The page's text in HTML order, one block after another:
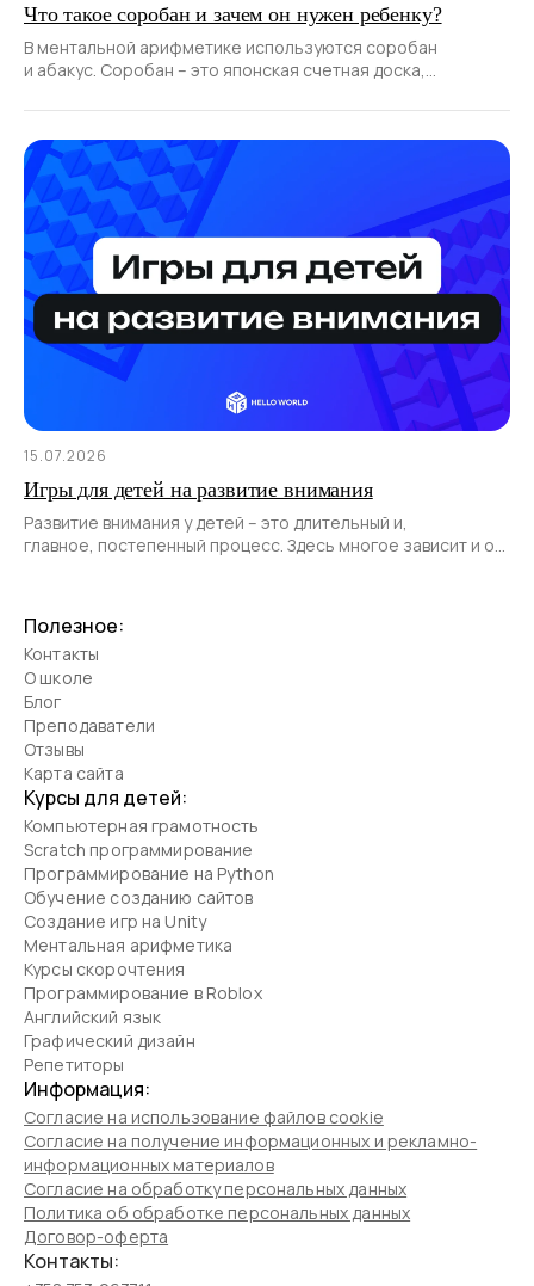
Что такое соробан и зачем он нужен ребенку?
В ментальной арифметике используются соробан
и абакус. Соробан – это японская счетная доска,
счета.
15.07.2026
Игры для детей на развитие внимания
Развитие внимания у детей – это длительный и,
главное, постепенный процесс. Здесь многое зависит и от
Полезное:
Контакты
О школе
Блог
Преподаватели
Отзывы
Карта сайта
Курсы для детей:
Компьютерная грамотность
Scratch программирование
Программирование на Python
Обучение созданию сайтов
Создание игр на Unity
Ментальная арифметика
Курсы скорочтения
Программирование в Roblox
Английский язык
Графический дизайн
Репетиторы
Информация:
Согласие на использование файлов cookie
Согласие на получение информационных и рекламно-
информационных материалов
Согласие на обработку персональных данных
Политика об обработке персональных данных
Договор-оферта
Контакты: